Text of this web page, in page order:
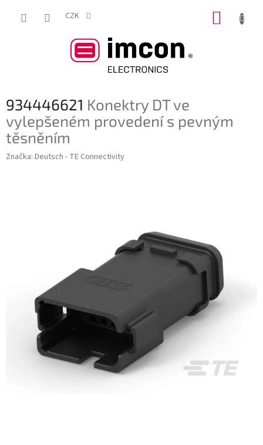
CZK
934446621 Konektry DT ve
vylepšeném provedení s pevným
těsněním
Značka: Deutsch - TE Connectivity